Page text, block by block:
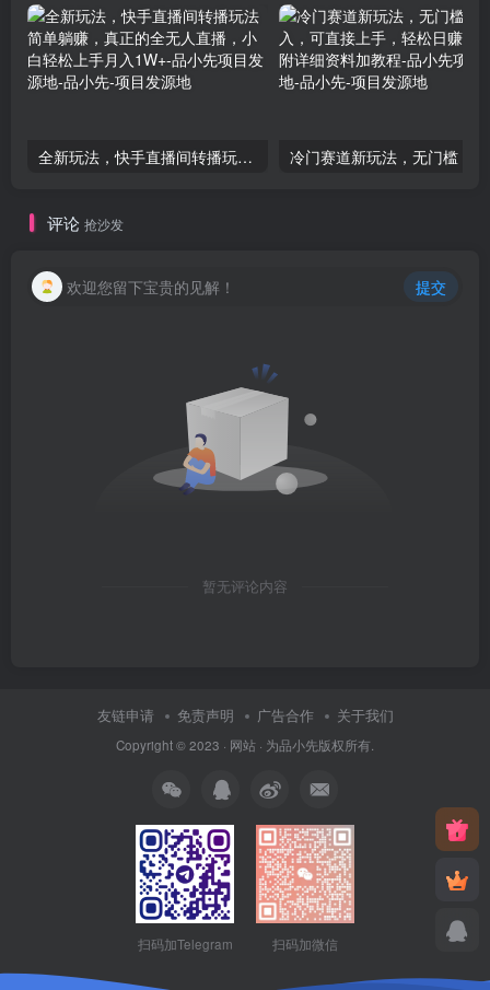
全新玩法，快手直播间转播玩法简单躺赚，真正的全无人直播，小白轻松上手月入1W+-品小先项目发源地
评论 抢沙发
欢迎您留下宝贵的见解！ 提交
暂无评论内容
友链申请 免责声明 广告合作 关于我们
Copyright © 2023 · 网站 · 为品小先版权所有.
扫码加Telegram 扫码加微信